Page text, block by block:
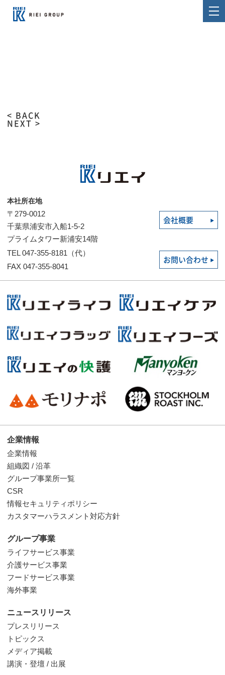
< BACK
NEXT >
本社所在地
〒279-0012
千葉県浦安市入船1-5-2
プライムタワー新浦安14階
会社概要
TEL 047-355-8181（代）
FAX 047-355-8041
お問い合わせ
企業情報
企業情報
組織図 / 沿革
グループ事業所一覧
CSR
情報セキュリティポリシー
カスタマーハラスメント対応方針
グループ事業
ライフサービス事業
介護サービス事業
フードサービス事業
海外事業
ニュースリリース
プレスリリース
トピックス
メディア掲載
講演・登壇 / 出展